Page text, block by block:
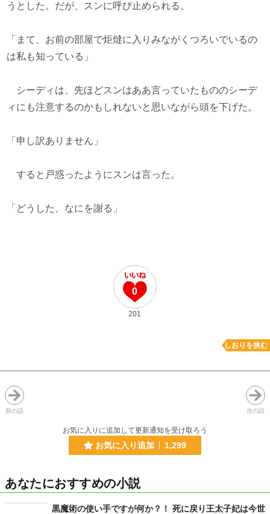
うとした。だが、スンに呼び止められる。
「まて、お前の部屋で炬燵に入りみながくつろいでいるの
は私も知っている」
シーディは、先ほどスンはああ言っていたもののシーデ
ィにも注意するのかもしれないと思いながら頭を下げた。
「申し訳ありません」
すると戸惑ったようにスンは言った。
「どうした、なにを謝る」
0
201
しおりを挟む
前の話 次の話
お気に入りに追加して更新通知を受け取ろう
お気に入り追加 1,299
あなたにおすすめの小説
黒魔術の使い手ですが何か？！ 死に戻り王太子妃は今世